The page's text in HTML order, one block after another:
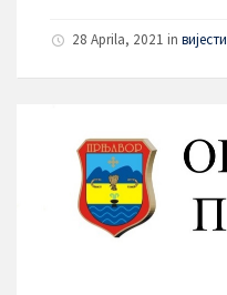
28 Aprila, 2021 in вијести